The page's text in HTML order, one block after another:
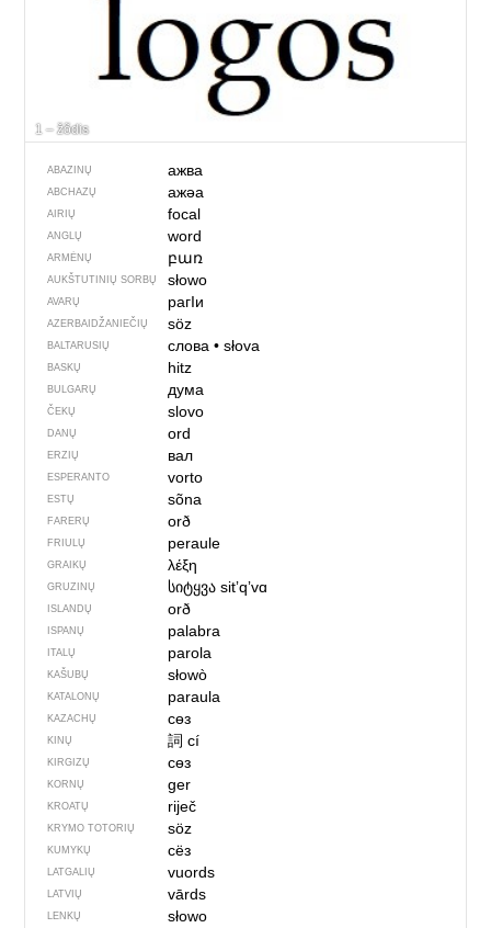
1 – žõdis
ABAZINŲ ажва
ABCHAZŲ ажәа
AIRIŲ focal
ANGLŲ word
ARMĖNŲ բառ
AUKŠTUTINIŲ SORBŲ słowo
AVARŲ рагIи
AZERBAIDŽANIEČIŲ söz
BALTARUSIŲ слова• słova
BASKŲ hitz
BULGARŲ дума
ČEKŲ slovo
DANŲ ord
ERZIŲ вал
ESPERANTO vorto
ESTŲ sõna
FARERŲ orð
FRIULŲ peraule
GRAIKŲ λέξη
GRUZINŲ სიტყვაsitʼqʼvɑ
ISLANDŲ orð
ISPANŲ palabra
ITALŲ parola
KAŠUBŲ słowò
KATALONŲ paraula
KAZACHŲ сөз
KINŲ 詞cí
KIRGIZŲ сөз
KORNŲ ger
KROATŲ riječ
KRYMO TOTORIŲ söz
KUMYKŲ сёз
LATGALIŲ vuords
LATVIŲ vārds
LENKŲ słowo